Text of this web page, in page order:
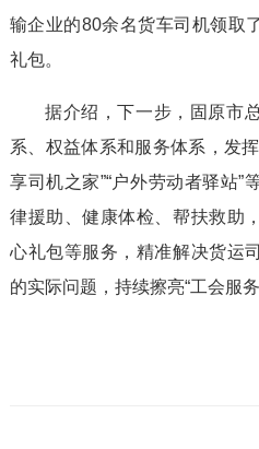
输企业的80余名货车司机领取
礼包。
据介绍，下一步，固原市
系、权益体系和服务体系，发
享司机之家”“户外劳动者驿站
律援助、健康体检、帮扶救助
心礼包等服务，精准解决货运
的实际问题，持续擦亮“工会服